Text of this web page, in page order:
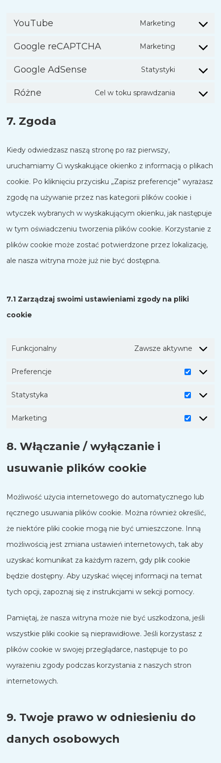
YouTube
Marketing
Google reCAPTCHA
Marketing
Google AdSense
Statystyki
Różne
Cel w toku sprawdzania
różne
7. Zgoda
Kiedy odwiedzasz naszą stronę po raz pierwszy,
uruchamiamy Ci wyskakujące okienko z informacją o plikach
cookie. Po kliknięciu przycisku „Zapisz preferencje” wyrażasz
zgodę na używanie przez nas kategorii plików cookie i
wtyczek wybranych w wyskakującym okienku, jak następuje
w tym oświadczeniu tworzenia plików cookie. Korzystanie z
plików cookie może zostać potwierdzone przez lokalizację,
ale nasza witryna może już nie być dostępna.
7.1 Zarządzaj swoimi ustawieniami zgody na pliki
cookie
Funkcjonalny Zawsze aktywne
Preferencje
Statystyka
Marketing
8. Włączanie / wyłączanie i
usuwanie plików cookie
Możliwość użycia internetowego do automatycznego lub
ręcznego usuwania plików cookie. Można również określić,
że niektóre pliki cookie mogą nie być umieszczone. Inną
możliwością jest zmiana ustawień internetowych, tak aby
uzyskać komunikat za każdym razem, gdy plik cookie
będzie dostępny. Aby uzyskać więcej informacji na temat
tych opcji, zapoznaj się z instrukcjami w sekcji pomocy.
Pamiętaj, że nasza witryna może nie być uszkodzona, jeśli
wszystkie pliki cookie są nieprawidłowe. Jeśli korzystasz z
plików cookie w swojej przeglądarce, następuje to po
wyrażeniu zgody podczas korzystania z naszych stron
internetowych.
9. Twoje prawo w odniesieniu do
danych osobowych